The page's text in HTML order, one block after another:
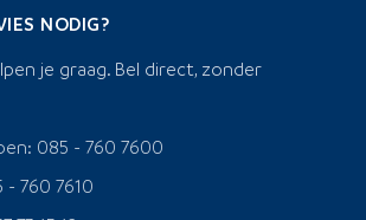
NODIG?
je graag. Bel direct, zonder
085 - 760 7600
760 7610